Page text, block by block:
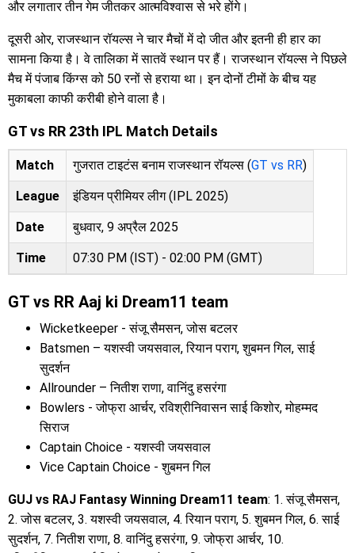
और लगातार तीन गेम जीतकर आत्मविश्वास से भरे होंगे।
दूसरी ओर, राजस्थान रॉयल्स ने चार मैचों में दो जीत और इतनी ही हार का
सामना किया है। वे तालिका में सातवें स्थान पर हैं। राजस्थान रॉयल्स ने पिछले
मैच में पंजाब किंग्स को 50 रनों से हराया था। इन दोनों टीमों के बीच यह
मुकाबला काफी करीबी होने वाला है।
GT vs RR 23th IPL Match Details
Match गुजरात टाइटंस बनाम राजस्थान रॉयल्स (GT vs RR)
League इंडियन प्रीमियर लीग (IPL 2025)
Date बुधवार, 9 अप्रैल 2025
Time 07:30 PM (IST) - 02:00 PM (GMT)
GT vs RR Aaj ki Dream11 team
Wicketkeeper - संजू सैमसन, जोस बटलर
Batsmen – यशस्वी जयसवाल, रियान पराग, शुबमन गिल, साई
सुदर्शन
Allrounder – नितीश राणा, वानिंदु हसरंगा
Bowlers - जोफ्रा आर्चर, रविश्रीनिवासन साई किशोर, मोहम्मद
सिराज
Captain Choice - यशस्वी जयसवाल
Vice Captain Choice - शुबमन गिल
GUJ vs RAJ Fantasy Winning Dream11 team: 1. संजू सैमसन,
2. जोस बटलर, 3. यशस्वी जयसवाल, 4. रियान पराग, 5. शुबमन गिल, 6. साई
सुदर्शन, 7. नितीश राणा, 8. वानिंदु हसरंगा, 9. जोफ्रा आर्चर, 10.